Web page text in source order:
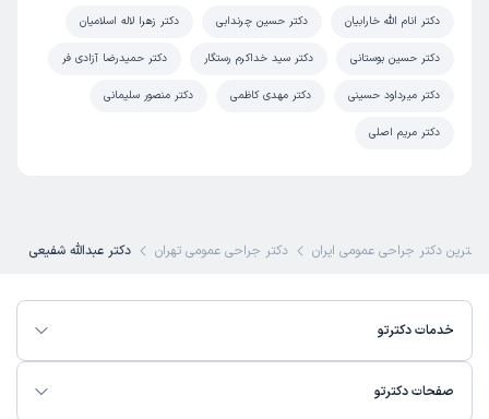
دکتر انام الله خارابیان دکتر حسین چرندابی دکتر زهرا لاله اسلامیان
دکتر حسین بوستانی دکتر سید خداکرم رستگار دکتر حمیدرضا آزادی فر
دکتر میرداود حسینی دکتر مهدی کاظمی دکتر منصور سلیمانی
دکتر مریم اصلی
بهترین دکتر جراحی عمومی ایران دکتر جراحی عمومی تهران دکتر عبدالله شفیعی
خدمات دکترتو
صفحات دکترتو